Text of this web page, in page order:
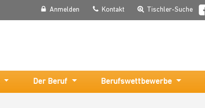
Anmelden Kontakt Tischler-Suche
Der Beruf Berufswettbewerbe